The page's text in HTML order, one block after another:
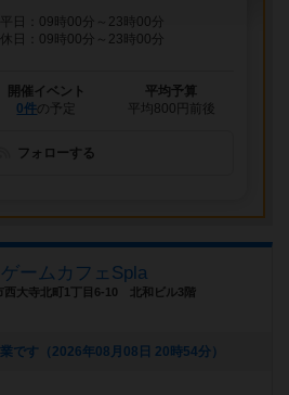
平日：09時00分～23時00分
休日：09時00分～23時00分
開催イベント
0件の予定
平均予算
平均800円前後
フォローする
ームカフェSpla
西大寺北町1丁目6-10 北和ビル3階
です（2026年08月08日 20時54分）